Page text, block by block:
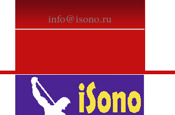
info@isono.ru